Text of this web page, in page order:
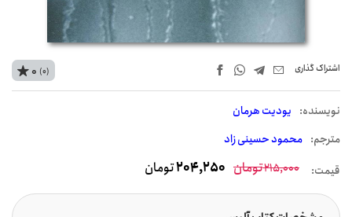
اشتراک‌ گذاری
نويسنده: یودیت هرمان
مترجم: محمود حسینی زاد
0 (0)
قیمت: 215,000تومان 204,250تومان